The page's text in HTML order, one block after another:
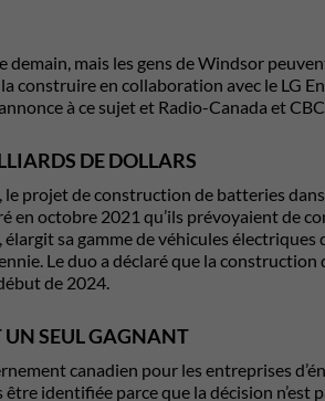
demain, mais les gens de Windsor
construire en collaboration avec le LG
à ce sujet et Radio-Canada et
DE DOLLARS
projet de construction de batteries
en octobre 2021 qu’ils prévoyaient de
sa gamme de véhicules
Le duo a déclaré que la
de 2024.
UN SEUL GAGNANT
canadien pour les entreprises
identifiée parce que la décision